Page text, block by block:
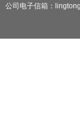
公司电子信箱：